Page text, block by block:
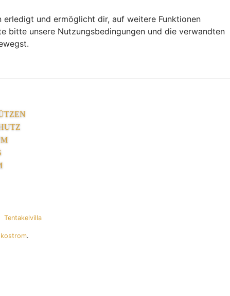
und ermöglicht dir, auf weitere Funktionen
bitte unsere Nutzungsbedingungen und die verwandten
Tentakelvilla
.